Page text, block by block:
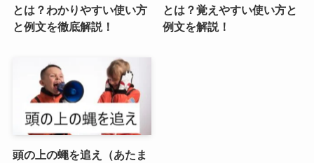
とは？わかりやすい使い方
と例文を徹底解説！
とは？覚えやすい使い方と
例文を解説！
頭の上の蠅を追え（あたま